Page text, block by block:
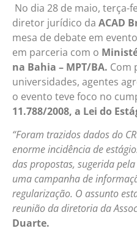
No dia 28 de maio, terça-
diretor jurídico da ACAD
mesa de debate em
em parceria com o
na Bahia – MPT/BA. Com
universidades, agentes
o evento teve foco no
11.788/2008, a Lei do
“Foram trazidos dados do
enorme incidência de
das propostas, sugerida
uma campanha de
regularização. O assunto
reunião da diretoria da
Duarte.